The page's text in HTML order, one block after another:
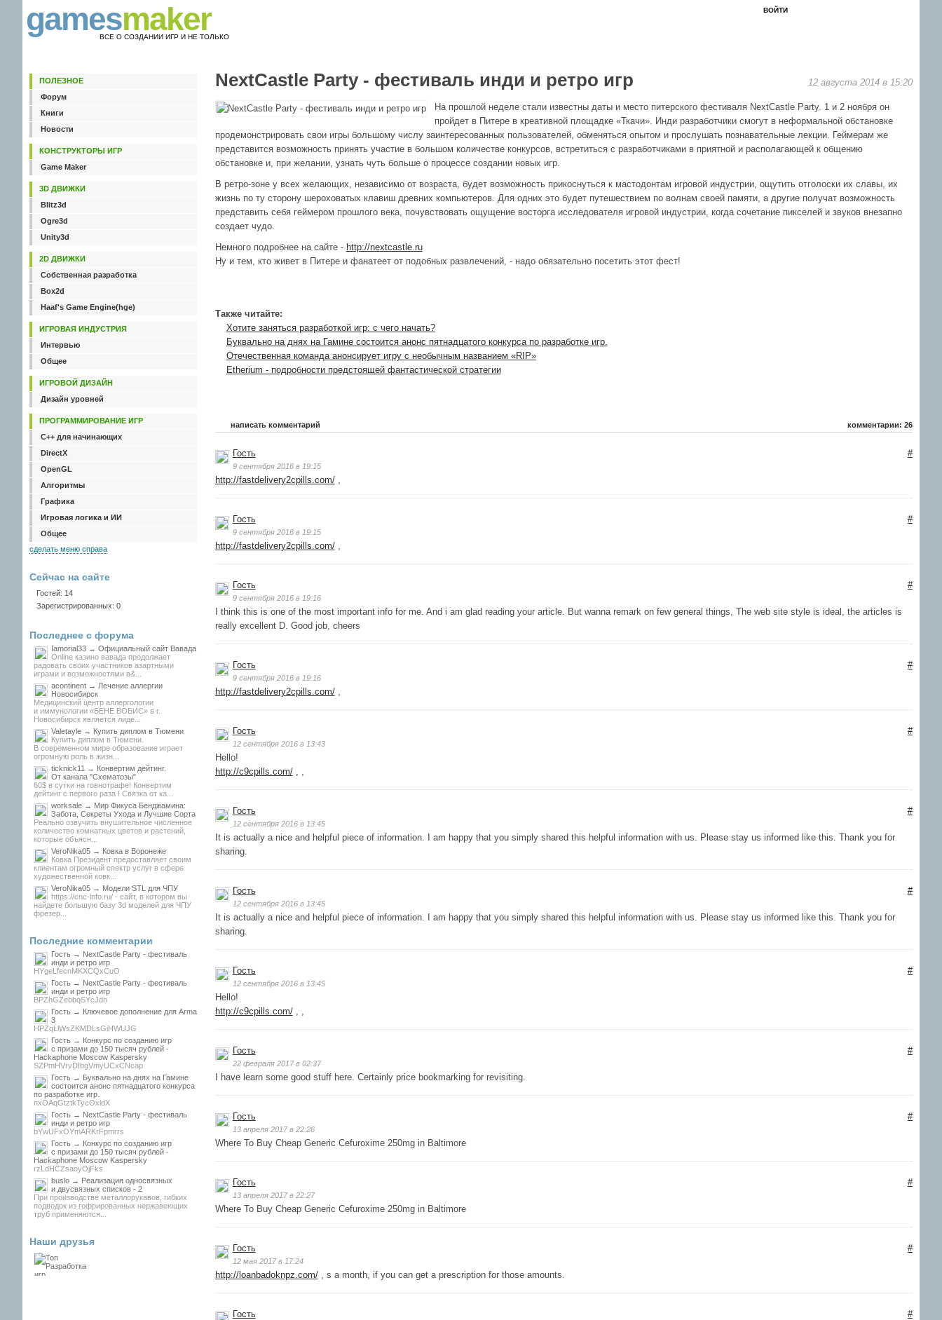
gamesmaker
ВСЕ О СОЗДАНИИ ИГР И НЕ ТОЛЬКО
ВОЙТИ
12 августа 2014 в 15:20
NextCastle Party - фестиваль инди и ретро игр
На прошлой неделе стали известны даты и место питерского фестиваля NextCastle Party. 1 и 2 ноября он
пройдет в Питере в креативной площадке «Ткачи». Инди разработчики смогут в неформальной обстановке
продемонстрировать свои игры большому числу заинтересованных пользователей, обменяться опытом и прослушать познавательные лекции. Геймерам же
представится возможность принять участие в большом количестве конкурсов, встретиться с разработчиками в приятной и располагающей к общению
обстановке и, при желании, узнать чуть больше о процессе создании новых игр.
В ретро-зоне у всех желающих, независимо от возраста, будет возможность прикоснуться к мастодонтам игровой индустрии, ощутить отголоски их славы, их
жизнь по ту сторону шероховатых клавиш древних компьютеров. Для одних это будет путешествием по волнам своей памяти, а другие получат возможность
представить себя геймером прошлого века, почувствовать ощущение восторга исследователя игровой индустрии, когда сочетание пикселей и звуков внезапно
создает чудо.
Немного подробнее на сайте - http://nextcastle.ru
Ну и тем, кто живет в Питере и фанатеет от подобных развлечений, - надо обязательно посетить этот фест!
Также читайте:
Хотите заняться разработкой игр: с чего начать?
Буквально на днях на Гамине состоится анонс пятнадцатого конкурса по разработке игр.
Отечественная команда анонсирует игру с необычным названием «RIP»
Etherium - подробности предстоящей фантастической стратегии
написать комментарий комментарии: 26
Гость #
9 сентября 2016 в 19:15
http://fastdelivery2cpills.com/,
Гость #
9 сентября 2016 в 19:15
http://fastdelivery2cpills.com/,
Гость #
9 сентября 2016 в 19:16
I think this is one of the most important info for me. And i am glad reading your article. But wanna remark on few general things, The web site style is ideal, the articles is
really excellent D. Good job, cheers
Гость #
9 сентября 2016 в 19:16
http://fastdelivery2cpills.com/,
Гость #
12 сентября 2016 в 13:43
Hello!
http://c9cpills.com/, ,
Гость #
12 сентября 2016 в 13:45
It is actually a nice and helpful piece of information. I am happy that you simply shared this helpful information with us. Please stay us informed like this. Thank you for
sharing.
Гость #
12 сентября 2016 в 13:45
It is actually a nice and helpful piece of information. I am happy that you simply shared this helpful information with us. Please stay us informed like this. Thank you for
sharing.
Гость #
12 сентября 2016 в 13:45
Hello!
http://c9cpills.com/, ,
Гость #
22 февраля 2017 в 02:37
I have learn some good stuff here. Certainly price bookmarking for revisiting.
Гость #
13 апреля 2017 в 22:26
Where To Buy Cheap Generic Cefuroxime 250mg in Baltimore
Гость #
13 апреля 2017 в 22:27
Where To Buy Cheap Generic Cefuroxime 250mg in Baltimore
Гость #
12 мая 2017 в 17:24
http://loanbadoknpz.com/, s a month, if you can get a prescription for those amounts.
Гость #
ПОЛЕЗНОЕ
Форум
Книги
Новости
КОНСТРУКТОРЫ ИГР
Game Maker
3D ДВИЖКИ
Blitz3d
Ogre3d
Unity3d
2D ДВИЖКИ
Собственная разработка
Box2d
Haaf's Game Engine(hge)
ИГРОВАЯ ИНДУСТРИЯ
Интервью
Общее
ИГРОВОЙ ДИЗАЙН
Дизайн уровней
ПРОГРАММИРОВАНИЕ ИГР
C++ для начинающих
DirectX
OpenGL
Алгоритмы
Графика
Игровая логика и ИИ
Общее
сделать меню справа
Сейчас на сайте
Гостей: 14
Зарегистрированных: 0
Последнее с форума
Iamorial33 → Официальный сайт Вавада
Online казино вавада продолжает
радовать своих участников азартными
играми и возможностями в&...
acontinent → Лечение аллергии
Новосибирск
Медицинский центр аллергологии
и иммунологии «БЕНЕ ВОБИС» в г.
Новосибирск является лиде...
Valetayle → Купить диплом в Тюмени
Купить диплом в Тюмени.
В современном мире образование играет
огромную роль в жизн...
ticknick11 → Конвертим дейтинг.
От канала "Схематозы"
60$ в сутки на говнотрафе! Конвертим
дейтинг с первого раза ! Связка от ка...
worksale → Мир Фикуса Бенджамина:
Забота, Секреты Ухода и Лучшие Сорта
Реально озвучить внушительное численное
количество комнатных цветов и растений,
которые объясн...
VeroNika05 → Ковка в Воронеже
Ковка Президент предоставляет своим
клиентам огромный спектр услуг в сфере
художественной ковк...
VeroNika05 → Модели STL для ЧПУ
https://cnc-info.ru/ - сайт, в котором вы
найдете большую базу 3d моделей для ЧПУ
фрезер...
Последние комментарии
Гость → NextCastle Party - фестиваль
инди и ретро игр
HYgeLfecnMKXCQxCuO
Гость → NextCastle Party - фестиваль
инди и ретро игр
BPZhGZebbqSYcJdn
Гость → Ключевое дополнение для Arma
3
HPZqLlWsZKMDLsGiHWUJG
Гость → Конкурс по созданию игр
с призами до 150 тысяч рублей -
Hackaphone Moscow Kaspersky
SZPmHVrvDIbgVmyUCxCNcap
Гость → Буквально на днях на Гамине
состоится анонс пятнадцатого конкурса
по разработке игр.
nxOAqGtztkTycOxldX
Гость → NextCastle Party - фестиваль
инди и ретро игр
bYwUFxOYmARKrFpmrrs
Гость → Конкурс по созданию игр
с призами до 150 тысяч рублей -
Hackaphone Moscow Kaspersky
rzLdHCZsaoyOjFks
buslo → Реализация односвязных
и двусвязных списков - 2
При производстве металлорукавов, гибких
подводок из гофрированных нержавеющих
труб применяются...
Наши друзья